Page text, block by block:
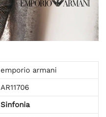
emporio armani
AR11706
Sinfonia